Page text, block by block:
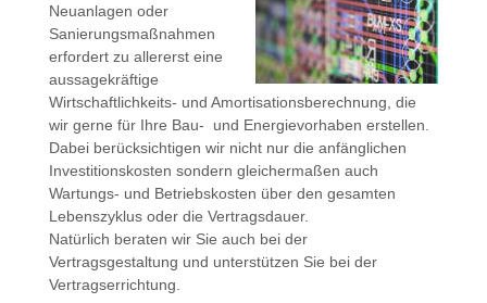
Neuanlagen oder
Sanierungsmaßnahmen
erfordert zu allererst eine
aussagekräftige
Wirtschaftlichkeits- und Amortisationsberechnung, die
wir gerne für Ihre Bau- und Energievorhaben erstellen.
Dabei berücksichtigen wir nicht nur die anfänglichen
Investitionskosten sondern gleichermaßen auch
Wartungs- und Betriebskosten über den gesamten
Lebenszyklus oder die Vertragsdauer.
Natürlich beraten wir Sie auch bei der
Vertragsgestaltung und unterstützen Sie bei der
Vertragserrichtung.